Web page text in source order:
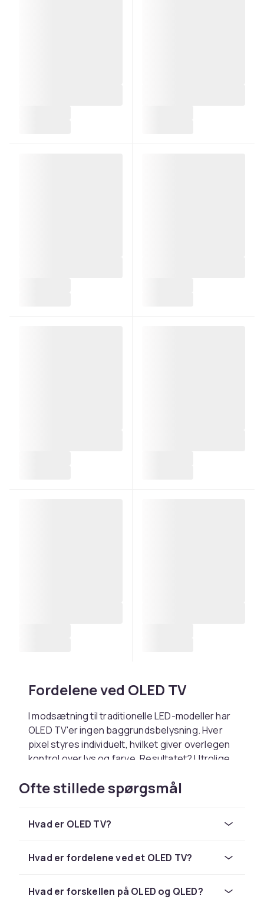
Fordelene ved OLED TV
I modsætning til traditionelle LED-modeller har
OLED TV'er ingen baggrundsbelysning. Hver
pixel styres individuelt, hvilket giver overlegen
kontrol over lys og farve. Resultatet? Utrolige
føles ægte – uanset belysningen i rummet.
Hvordan OLED adskiller sig
Det kan være nemt at forveksle teknologierne
LED og QLED, som bruger
Ofte stillede spørgsmål
Hvad er OLED TV?
Hvad er fordelene ved et OLED TV?
Hvad er forskellen på OLED og QLED?